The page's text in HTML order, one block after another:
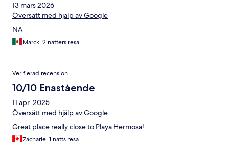
13 mars 2026
Översätt med hjälp av Google
NA
Marck, 2 nätters resa
Verifierad recension
10/10 Enastående
11 apr. 2025
Översätt med hjälp av Google
Great place really close to Playa Hermosa!
Zacharie, 1 natts resa